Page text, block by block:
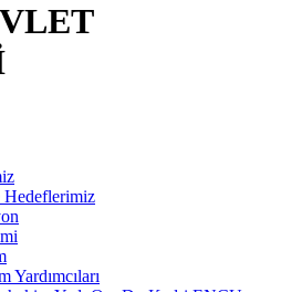
Hedeflerimiz
Yardımcıları